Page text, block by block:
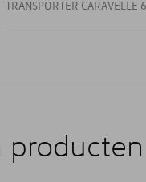
TRANSPORTER CARAVELLE
producten